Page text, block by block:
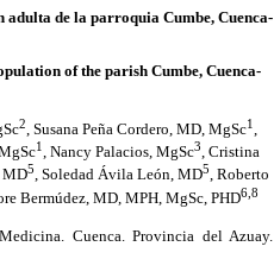
de la parroquia Cumbe, Cuenca-
of the parish Cumbe, Cuenca-
2 , Susana Peña Cordero, MD, MgSc1
1, Nancy Palacios, MgSc3, Cristina
MD5, Soledad Ávila León, MD5, Roberto
Bermúdez, MD, MPH, MgSc, PHD6,8
Cuenca. Provincia del Azuay.